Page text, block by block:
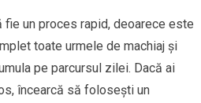
fie un proces rapid, deoarece este
toate urmele de machiaj și
pe parcursul zilei. Dacă ai
încearcă să folosești un